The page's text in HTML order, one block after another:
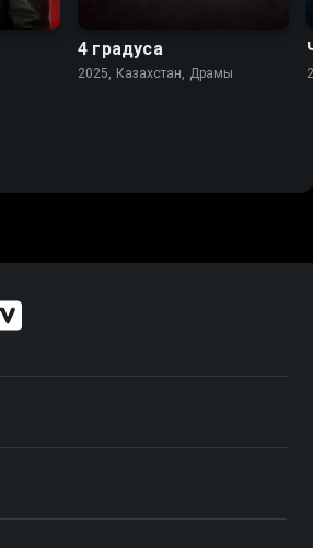
4 градуса
2025, Казахстан, Драмы